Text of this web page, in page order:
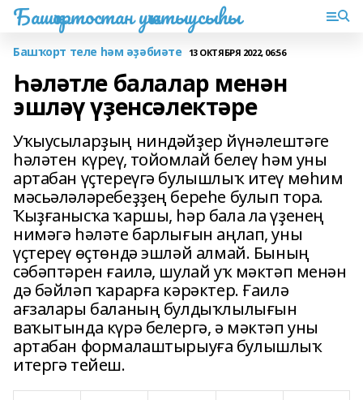
Башҡортостан уҡытыусыһы
Башҡорт теле һәм әҙәбиәте 13 ОКТЯБРЯ 2022, 06:56
Һәләтле балалар менән
эшләү үҙенсәлектәре
Уҡыусыларҙың ниндәйҙер йүнәлештәге
һәләтен күреү, тойомлай белеү һәм уны
артабан үҫтереүгә булышлыҡ итеү мөһим
мәсьәләләребеҙҙең береһе булып тора.
Ҡыҙғанысҡа ҡаршы, һәр бала ла үҙенең
нимәгә һәләте барлығын аңлап, уны
үҫтереү өҫтөндә эшләй алмай. Бының
сәбәптәрен ғаилә, шулай уҡ мәктәп менән
дә бәйләп ҡарарға кәрәктер. Ғаилә
ағзалары баланың булдыҡлылығын
ваҡытында күрә белергә, ә мәктәп уны
артабан формалаштырыуға булышлыҡ
итергә тейеш.